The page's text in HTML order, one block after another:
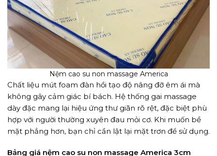
Nệm cao su non massage America
Chất liệu mút foam đàn hồi tạo độ nâng đỡ êm ái mà
không gây cảm giác bí bách. Hệ thống gai massage
dày đặc mang lại hiệu ứng thư giãn rõ rệt, đặc biệt phù
hợp với người thường xuyên đau mỏi cơ. Khi muốn bề
mặt phẳng hơn, bạn chỉ cần lật lại mặt trơn để sử dụng.
Bảng giá nệm cao su non massage America 3cm